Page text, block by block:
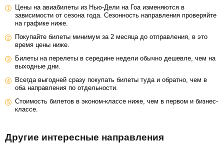
Цены на авиабилеты из Нью-Дели на Гоа изменяются в
зависимости от сезона года. Сезонность направления проверяйте
на графике ниже.
Покупайте билеты минимум за 2 месяца до отправления, в это
время цены ниже.
Билеты на перелеты в середине недели обычно дешевле, чем на
выходные дни.
Всегда выгодней сразу покупать билеты туда и обратно, чем в
оба направления по отдельности.
Стоимость билетов в эконом-классе ниже, чем в первом и бизнес-
классе.
Другие интересные направления